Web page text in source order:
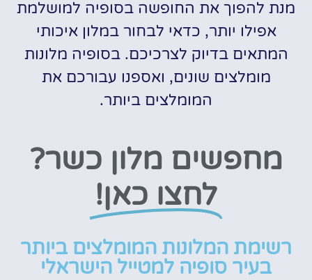
מנת להפוך את החופשה בסופיה למושלמת
אפילו יותר, כדאי לבחור במלון איכותי
המתאים בדיוק לצרכיכם. בסופיה מלונות
מומלצים שונים, ואספנו עבורכם את
המומלצים ביותר.
מחפשים מלון כשר?
לחצו כאן!
רשימת המלונות המומלצים ביותר
בעיר סופיה למטייל הישראלי